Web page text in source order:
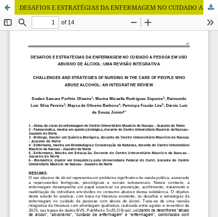
DESAFIOS E ESTRATÉGIAS DA ENFERMAGEM NO CUIDADO A PESSOA EM USO ABUSIVO DE ÁLCOOL: UMA REVISÃO INTEGRATIVA